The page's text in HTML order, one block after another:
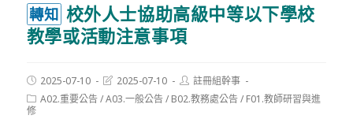
轉知 校外人士協助高級中等以下學校
教學或活動注意事項
Post
published:
2025-07-10
Post
modified:
2025-07-10
Post
author:
註冊組幹事
Post
category:
A02.重要公告/A03.一般公告/ B02.教務處公告/ F01.教師研習與進
修